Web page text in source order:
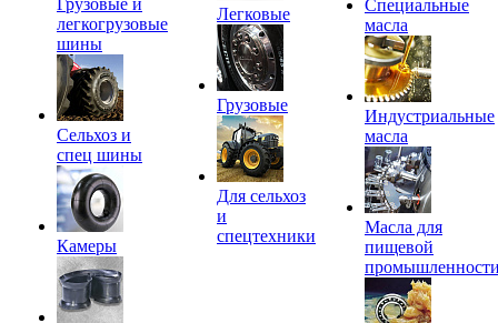
Грузовые и
легкогрузовые
шины
Сельхоз и
спец шины
Камеры
Легковые
Грузовые
Для сельхоз
и
спецтехники
Специальные
масла
Индустриальные
масла
Масла для
пищевой